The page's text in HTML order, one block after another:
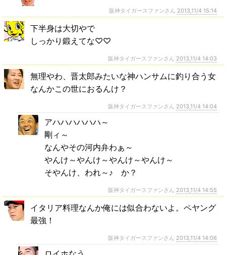
阪神タイガースファンさん 2013,11/4 15:14
下半身は大切やで
しっかり鍛えてな♡♡
阪神タイガースファンさん 2013,11/4 14:03
無理やわ、晋太郎みたいな神ハンサムに釣り合う女
なんかこの世におるんけ？
阪神タイガースファンさん 2013,11/4 14:04
アハハハハハハ～
剛ィ～
なんやその河内弁わぁ～
やんけ～やんけ～やんけ～やんけ～
そやんけ、われ～♪ か？
阪神タイガースファンさん 2013,11/4 14:55
イタリア料理なんか俺には似合わないよ。ペヤング
最強！
阪神タイガースファンさん 2013,11/4 14:06